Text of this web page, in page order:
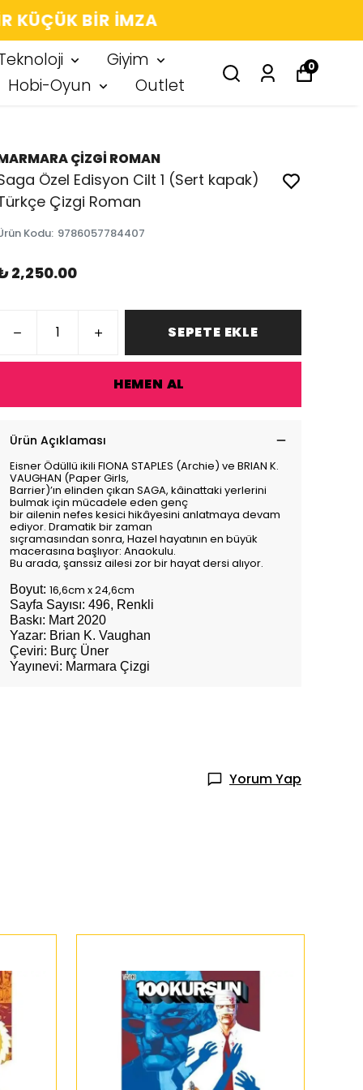
Giyim
Hobi-Oyun Outlet
0
ÇİZGİ ROMAN
Özel Edisyon Cilt 1 (Sert kapak)
Çizgi Roman
Kodu: 9786057784407
2,250.00
SEPETE EKLE
HEMEN AL
Ürün Açıklaması
Eisner Ödüllü ikili FIONA STAPLES (Archie) ve BRIAN K.
VAUGHAN (Paper Girls,
Barrier)’ın elinden çıkan SAGA, kâinattaki yerlerini
bulmak için mücadele eden genç
bir ailenin nefes kesici hikâyesini anlatmaya devam
ediyor. Dramatik bir zaman
sıçramasından sonra, Hazel hayatının en büyük
macerasına başlıyor: Anaokulu.
Bu arada, şanssız ailesi zor bir hayat dersi alıyor.
Boyut: 16,6cm x 24,6cm
Sayfa Sayısı: 496, Renkli
Baskı: Mart 2020
Yazar: Brian K. Vaughan
Çeviri: Burç Üner
Yayınevi: Marmara Çizgi
Yorum Yap